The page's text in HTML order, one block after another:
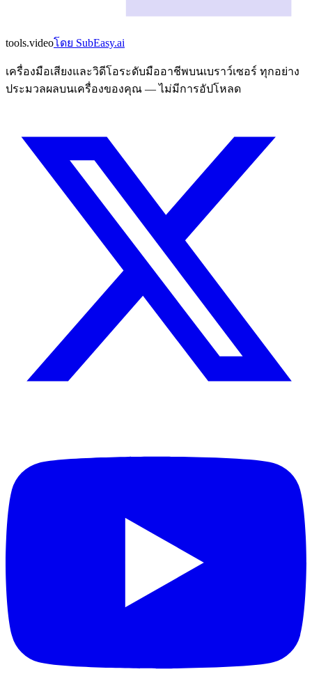
tools.videoโดย SubEasy.ai
เครื่องมือเสียงและวิดีโอระดับมืออาชีพบนเบราว์เซอร์ ทุกอย่าง
ประมวลผลบนเครื่องของคุณ — ไม่มีการอัปโหลด